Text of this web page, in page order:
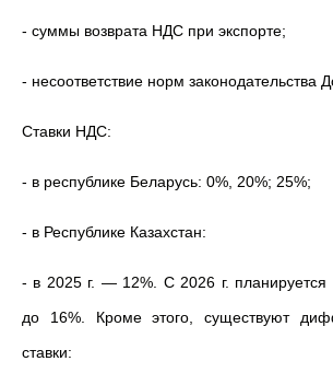
- суммы возврата НДС при экспорте;
- несоответствие норм законодательства
Ставки НДС:
- в республике Беларусь: 0%, 20%; 25%;
- в Республике Казахстан:
- в 2025 г. — 12%. С 2026 г. планируется
до 16%. Кроме этого, существуют
ставки: